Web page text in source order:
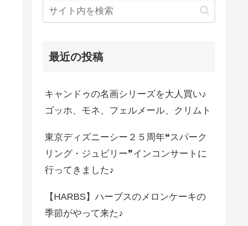
最近の投稿
キャンドゥの名画シリーズを大人買い♪
ゴッホ、モネ、フェルメール、クリムト
東京ディズニーシー２５周年❝スパーク
リング・ジュビリー❞インコンサートに
行ってきました♪
【HARBS】ハーブスのメロンケーキの
季節がやって来た♪